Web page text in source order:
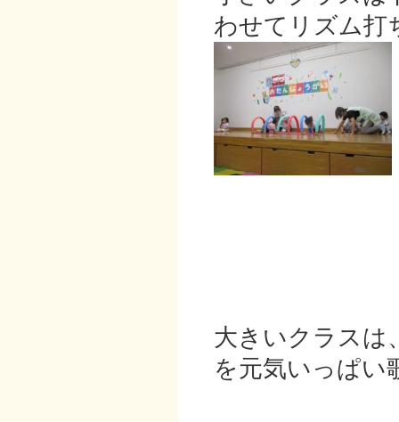
わせてリズム打
大きいクラスは
を元気いっぱい